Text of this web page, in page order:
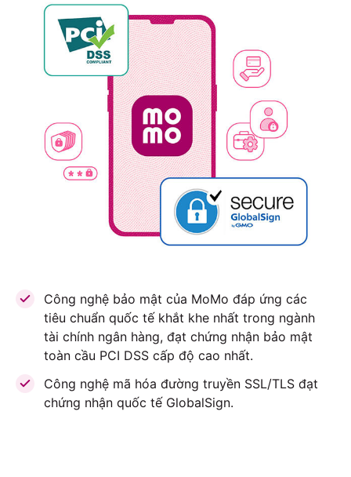
Công nghệ bảo mật của MoMo đáp ứng các
tiêu chuẩn quốc tế khắt khe nhất trong ngành
tài chính ngân hàng, đạt chứng nhận bảo mật
toàn cầu PCI DSS cấp độ cao nhất.
Công nghệ mã hóa đường truyền SSL/TLS đạt
chứng nhận quốc tế GlobalSign.